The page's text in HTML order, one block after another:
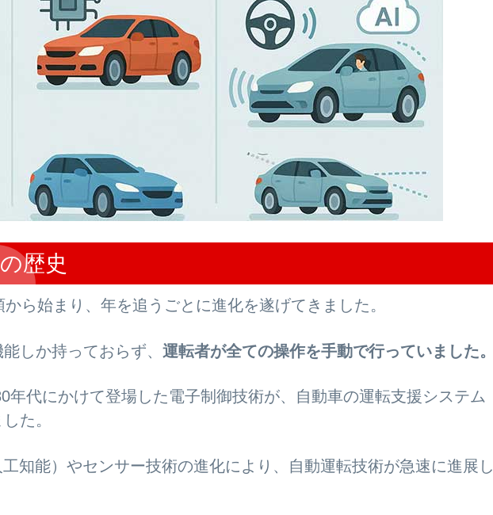
歴史
ら始まり、年を追うごとに進化を遂げてきました。
しか持っておらず、運転者が全ての操作を手動で行っていました。
年代にかけて登場した電子制御技術が、自動車の運転支援システム
た。
知能）やセンサー技術の進化により、自動運転技術が急速に進展し